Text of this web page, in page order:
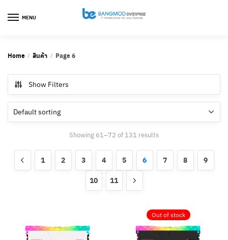
MENU
Home / สินค้า / Page 6
Show Filters
Showing 61–72 of 131 results
1 2 3 4 5 6 7 8
9
10
11
Out of stock